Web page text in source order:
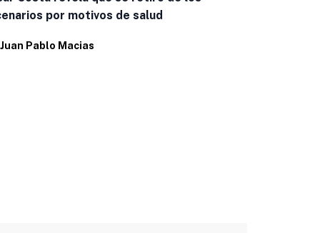
por motivos de salud
Juan Pablo Macias